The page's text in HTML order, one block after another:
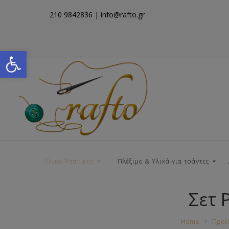
Open toolbar
210 9842836 | info@rafto.gr
Υλικά Ραπτικής Πλέξιμο & Υλικά για τσάντες
Νήματα για Τσάντες
Σετ
Home